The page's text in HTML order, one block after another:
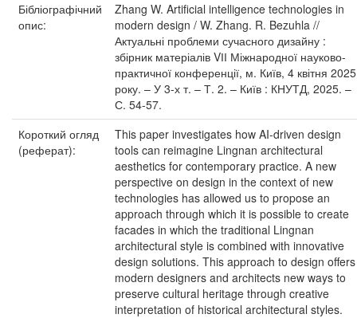
Бібліографічний
опис:
Zhang W. Artificial intelligence technologies in
modern design / W. Zhang. R. Bezuhla //
Актуальні проблеми сучасного дизайну :
збірник матеріалів VІІ Міжнародної науково-
практичної конференції, м. Київ, 4 квітня 2025
року. – У 3-х т. – Т. 2. – Київ : КНУТД, 2025. –
С. 54-57.
Короткий огляд
(реферат):
This paper investigates how AI-driven design
tools can reimagine Lingnan architectural
aesthetics for contemporary practice. A new
perspective on design in the context of new
technologies has allowed us to propose an
approach through which it is possible to create
facades in which the traditional Lingnan
architectural style is combined with innovative
design solutions. This approach to design offers
modern designers and architects new ways to
preserve cultural heritage through creative
interpretation of historical architectural styles.